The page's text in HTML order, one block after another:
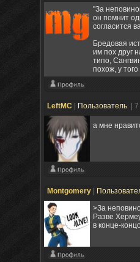
"За
он помнит
согласится
Бредовая
им пох друг
типо,
похож, у
LeftMC Пользователь |
а мне
Montgomery
>За
Разве
в конце-